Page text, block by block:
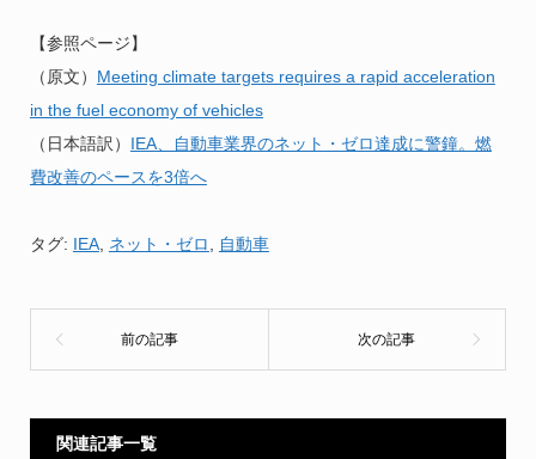
【参照ページ】
（原文） Meeting climate targets requires a rapid acceleration
in the fuel economy of vehicles
（日本語訳） IEA、自動車業界のネット・ゼロ達成に警鐘。燃
費改善のペースを3倍へ
タグ: IEA, ネット・ゼロ 自動車
関連記事一覧